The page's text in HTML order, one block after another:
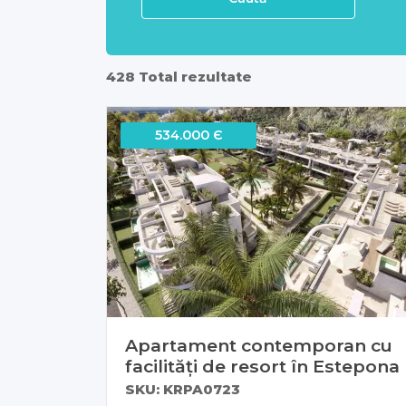
428 Total rezultate
534.000 Є
Apartament contemporan cu
facilități de resort în Estepona
SKU: KRPA0723